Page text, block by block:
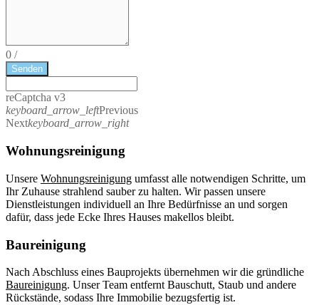
0 /
Senden
reCaptcha v3
keyboard_arrow_leftPrevious
Nextkeyboard_arrow_right
Wohnungsreinigung
Unsere Wohnungsreinigung umfasst alle notwendigen Schritte, um
Ihr Zuhause strahlend sauber zu halten. Wir passen unsere
Dienstleistungen individuell an Ihre Bedürfnisse an und sorgen
dafür, dass jede Ecke Ihres Hauses makellos bleibt.
Baureinigung
Nach Abschluss eines Bauprojekts übernehmen wir die gründliche
Baureinigung. Unser Team entfernt Bauschutt, Staub und andere
Rückstände, sodass Ihre Immobilie bezugsfertig ist.